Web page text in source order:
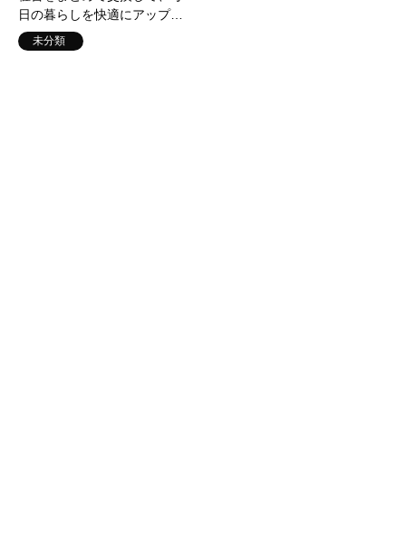
日の暮らしを快適にアップ…
未分類